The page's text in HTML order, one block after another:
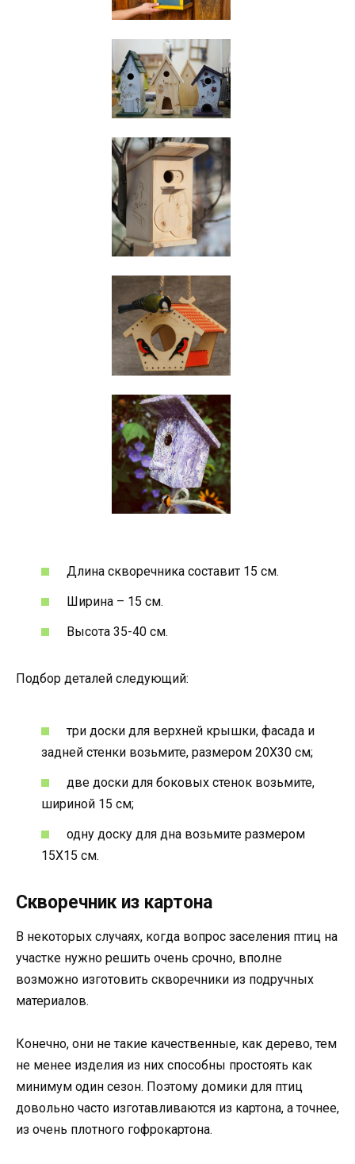
Длина скворечника составит 15 см.
Ширина – 15 см.
Высота 35-40 см.
Подбор деталей следующий:
три доски для верхней крышки, фасада и
задней стенки возьмите, размером 20Х30 см;
две доски для боковых стенок возьмите,
шириной 15 см;
одну доску для дна возьмите размером
15Х15 см.
Скворечник из картона
В некоторых случаях, когда вопрос заселения птиц на
участке нужно решить очень срочно, вполне
возможно изготовить скворечники из подручных
материалов.
Конечно, они не такие качественные, как дерево, тем
не менее изделия из них способны простоять как
минимум один сезон. Поэтому домики для птиц
довольно часто изготавливаются из картона, а точнее,
из очень плотного гофрокартона.